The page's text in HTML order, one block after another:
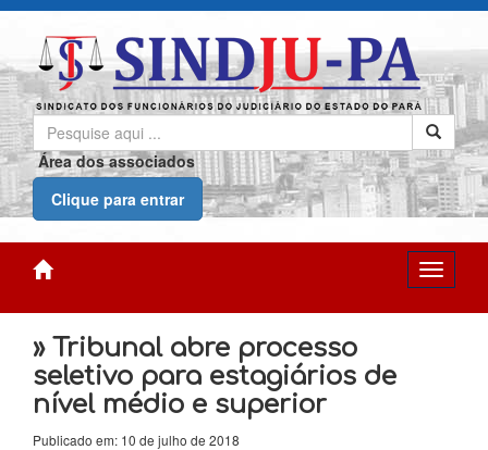
Área dos associados
Clique para entrar
» Tribunal abre processo
seletivo para estagiários de
nível médio e superior
Publicado em: 10 de julho de 2018